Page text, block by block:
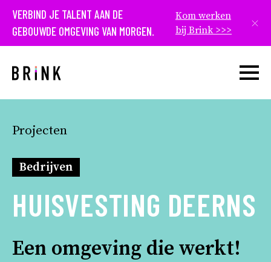
VERBIND JE TALENT AAN DE
GEBOUWDE OMGEVING VAN MORGEN.
Kom werken
bij Brink >>>
Open
Projecten
Bedrijven
HUISVESTING DEERNS
Een omgeving die werkt!